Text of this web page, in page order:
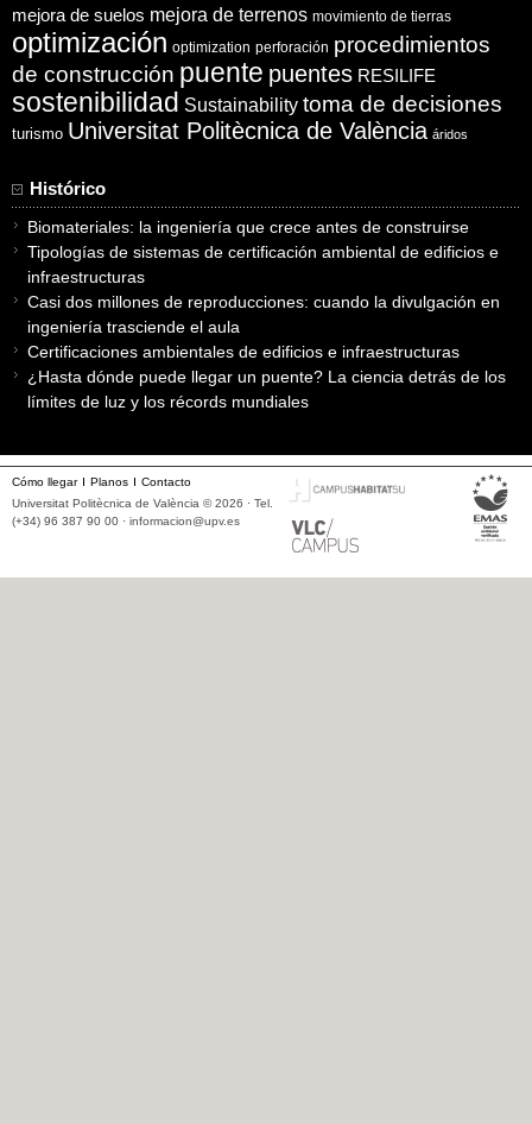
mejora de suelos mejora de terrenos movimiento de tierras
optimización optimization perforación procedimientos
de construcción puente puentes RESILIFE
sostenibilidad Sustainability toma de decisiones
turismo Universitat Politècnica de València áridos
Histórico
Biomateriales: la ingeniería que crece antes de construirse
Tipologías de sistemas de certificación ambiental de edificios e
infraestructuras
Casi dos millones de reproducciones: cuando la divulgación en
ingeniería trasciende el aula
Certificaciones ambientales de edificios e infraestructuras
¿Hasta dónde puede llegar un puente? La ciencia detrás de los
límites de luz y los récords mundiales
Cómo llegar Planos
Contacto
Universitat Politècnica de València © 2026 · Tel.
(+34) 96 387 90 00 · informacion@upv.es